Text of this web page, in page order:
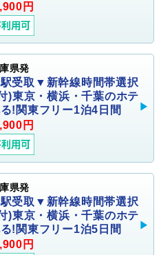
円
県発
受取▼新幹線時間帯選択
)東京・横浜・千葉のホテ
!関東フリー1泊4日間
円
県発
受取▼新幹線時間帯選択
)東京・横浜・千葉のホテ
!関東フリー1泊5日間
円